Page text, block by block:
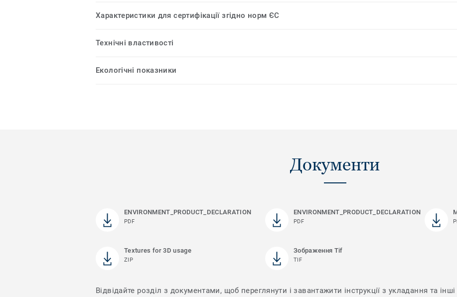
Характеристики для сертифікації згідно норм ЄС
Технічні властивості
Екологічні показники
Документи
ENVIRONMENT_PRODUCT_DECLARATION
PDF
ENVIRONMENT_PRODUCT_DECLARATION
PDF
Textures for 3D usage
ZIP
Зображення Tif
TIF
Відвідайте розділ з документами, щоб переглянути і завантажити інструкції з укладання та